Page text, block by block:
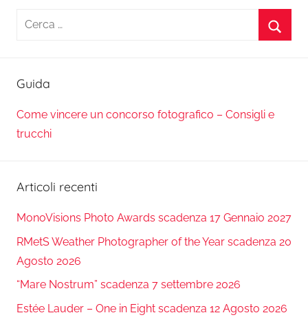
Ricerca
Guida
Come vincere un concorso fotografico – Consigli e
trucchi
Articoli recenti
MonoVisions Photo Awards scadenza 17 Gennaio 2027
RMetS Weather Photographer of the Year scadenza 20
Agosto 2026
“Mare Nostrum” scadenza 7 settembre 2026
Estée Lauder – One in Eight scadenza 12 Agosto 2026